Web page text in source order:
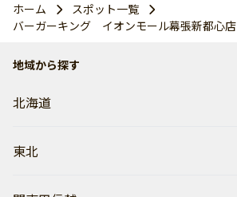
ホーム
スポット一覧
バーガーキング イオンモール幕張新都心店
地域から探す
北海道
東北